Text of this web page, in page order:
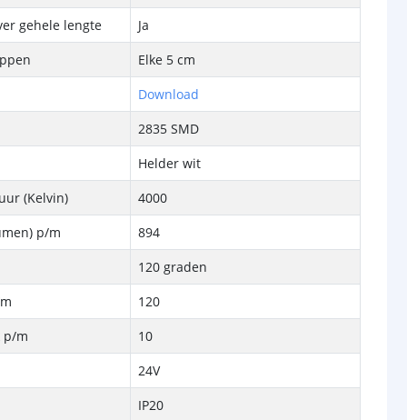
gehele lengte
Ja
Elke 5 cm
Download
2835 SMD
Helder wit
(Kelvin)
4000
p/m
894
120 graden
120
p/m
10
24V
IP20